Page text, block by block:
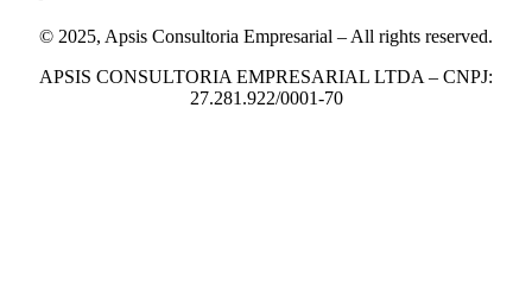
© 2025, Apsis Consultoria Empresarial – All rights reserved.
APSIS CONSULTORIA EMPRESARIAL LTDA – CNPJ:
27.281.922/0001-70